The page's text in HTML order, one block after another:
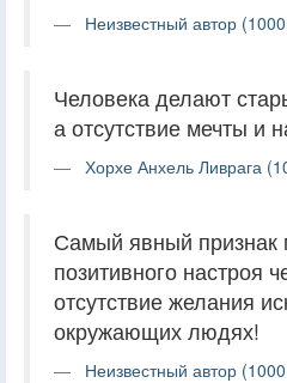
Неизвестный автор
Человека делают
а отсутствие мечты и
Хорхе Анхель Ливрага
Самый явный признак
позитивного настроя
отсутствие желания
окружающих людях!
Неизвестный автор